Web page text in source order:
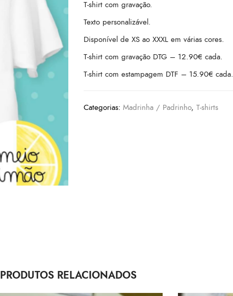
T-shirt com gravação.
Texto personalizável.
Disponível de XS ao XXXL em várias cores.
T-shirt com gravação DTG – 12.90€ cada.
T-shirt com estampagem DTF – 15.90€ cada.
Categorias: Madrinha / Padrinho, T-shirts
PRODUTOS RELACIONADOS